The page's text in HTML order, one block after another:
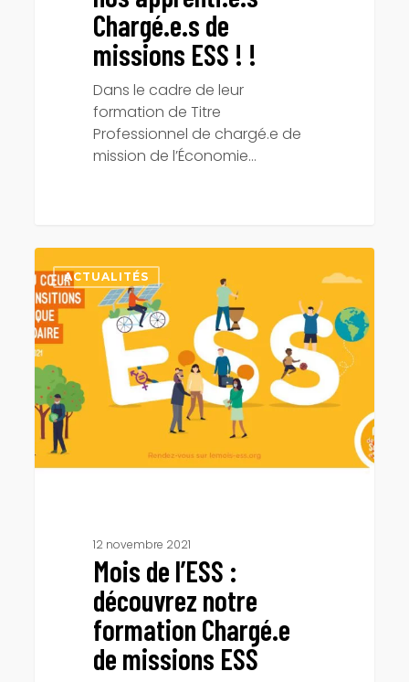
Chargé.e.s de
missions ESS ! !
Dans le cadre de leur
formation de Titre
Professionnel de chargé.e de
mission de l’Économie…
Mois
de
l’ESS
:
découvrez
notre
formation
Chargé.e
de
missions
ACTUALITÉS
12 novembre 2021
Mois de l’ESS :
découvrez notre
formation Chargé.e
de missions ESS